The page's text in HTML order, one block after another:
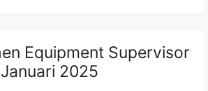
Equipment Supervisor
2025